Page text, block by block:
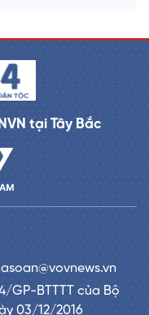
tại Tây Bắc
GP-BTTTT của Bộ
03/12/2016